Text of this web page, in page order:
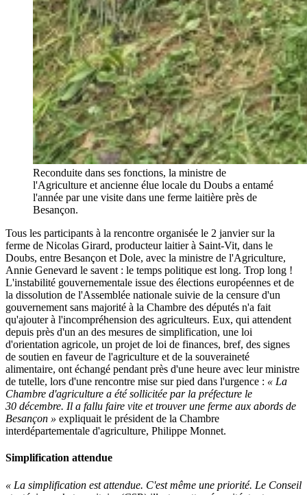
Reconduite dans ses fonctions, la ministre de
l'Agriculture et ancienne élue locale du Doubs a entamé
l'année par une visite dans une ferme laitière près de
Besançon.
Tous les participants à la rencontre organisée le 2 janvier sur la
ferme de Nicolas Girard, producteur laitier à Saint-Vit, dans le
Doubs, entre Besançon et Dole, avec la ministre de l'Agriculture,
Annie Genevard le savent : le temps politique est long. Trop long !
L'instabilité gouvernementale issue des élections européennes et de
la dissolution de l'Assemblée nationale suivie de la censure d'un
gouvernement sans majorité à la Chambre des députés n'a fait
qu'ajouter à l'incompréhension des agriculteurs. Eux, qui attendent
depuis près d'un an des mesures de simplification, une loi
d'orientation agricole, un projet de loi de finances, bref, des signes
de soutien en faveur de l'agriculture et de la souveraineté
alimentaire, ont échangé pendant près d'une heure avec leur ministre
de tutelle, lors d'une rencontre mise sur pied dans l'urgence : « La
Chambre d'agriculture a été sollicitée par la préfecture le
30 décembre. Il a fallu faire vite et trouver une ferme aux abords de
Besançon » expliquait le président de la Chambre
interdépartementale d'agriculture, Philippe Monnet.
Simplification attendue
« La simplification est attendue. C'est même une priorité. Le Conseil